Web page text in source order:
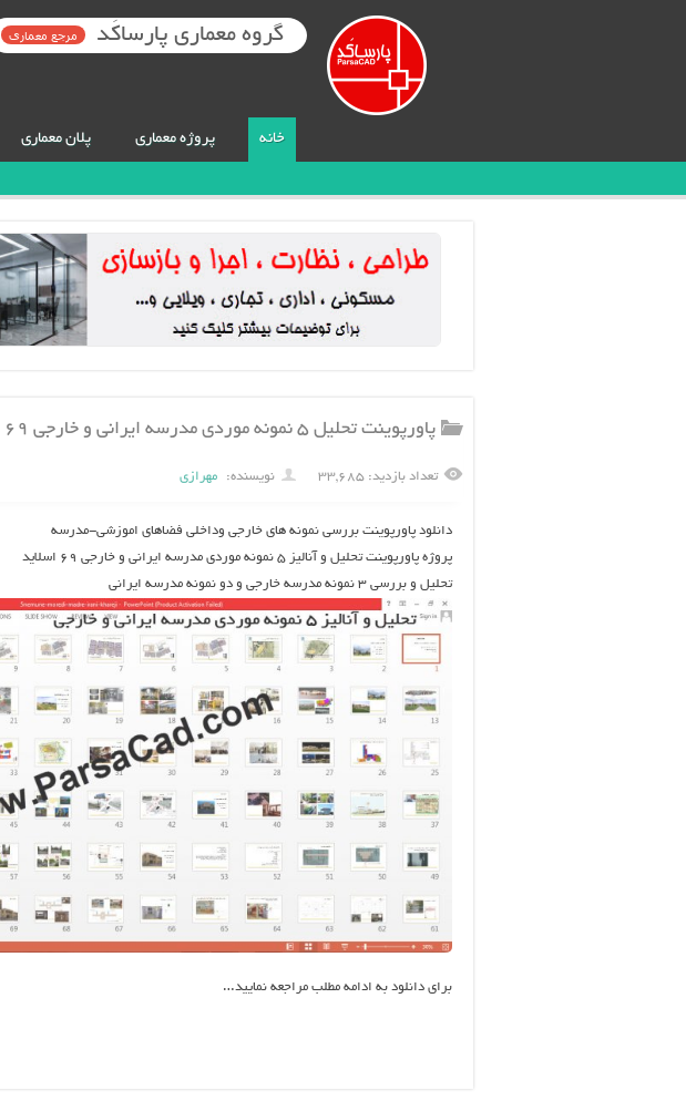
خانه پروژه معماری پلان معماری
گروه معماری پارساکَد مرجع معماری
پاورپوینت تحلیل ۵ نمونه موردی مدرسه ایرانی و خارجی ۶۹ اسلاید
تعداد بازدید: ۳۳,۶۸۵ نویسنده: مهرازی
دانلود پاورپوینت بررسی نمونه های خارجی وداخلی فضاهای اموزشی-مدرسه
پروژه پاورپوینت تحلیل و آنالیز ۵ نمونه موردی مدرسه ایرانی و خارجی ۶۹ اسلاید
تحلیل و بررسی ۳ نمونه مدرسه خارجی و دو نمونه مدرسه ایرانی
برای دانلود به ادامه مطلب مراجعه نمایید…